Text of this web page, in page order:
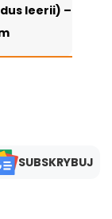
leerii) –
SUBSKRYBUJ